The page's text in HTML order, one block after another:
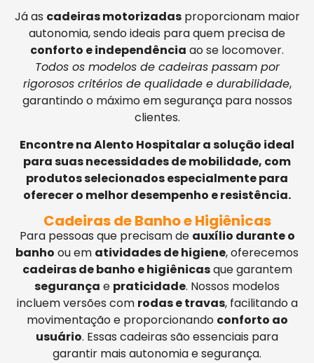
Já as cadeiras motorizadasproporcionam maior
autonomia, sendo ideais para quem precisa de
conforto e independência ao se locomover.
Todos os modelos de cadeiras passam por
rigorosos critérios de qualidade e durabilidade,
garantindo o máximo em segurança para nossos
clientes.
Encontre na Alento Hospitalar a solução ideal
para suas necessidades de mobilidade, com
produtos selecionados especialmente para
oferecer o melhor desempenho e resistência.
Cadeiras de Banho e Higiênicas
Para pessoas que precisam de auxílio durante o
banho ou em atividades de higiene, oferecemos
cadeiras de banho e higiênicasque garantem
segurança e praticidade. Nossos modelos
incluem versões com rodas e travas, facilitando a
movimentação e proporcionando conforto ao
usuário. Essas cadeiras são essenciais para
garantir mais autonomia e segurança.